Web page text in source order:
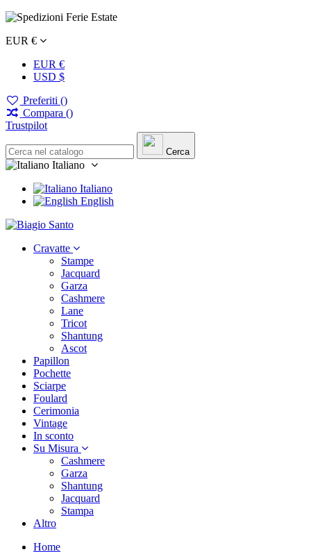
EUR €
EUR €
USD $
Preferiti ()
Compara ()
Trustpilot
Cerca
Italiano
Italiano
English
Cravatte
Stampe
Jacquard
Garza
Cashmere
Lane
Tricot
Shantung
Ascot
Papillon
Pochette
Sciarpe
Foulard
Cerimonia
Vintage
In sconto
Su Misura
Cashmere
Garza
Shantung
Jacquard
Stampa
Altro
Home